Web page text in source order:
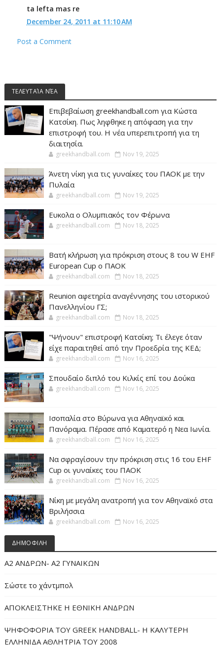
ta lefta mas re
December 24, 2011 at 11:10 AM
Post a Comment
ΤΕΛΕΥΤΑΊΑ ΝΈΑ
Επιβεβαίωση greekhandball.com για Κώστα
Κατσίκη. Πως ληφθηκε η απόφαση για την
επιστροφή του. Η νέα υπερεπιτροπή για τη
διαιτησία.
greekhandball.com Nov 19, 2025
Άνετη νίκη για τις γυναίκες του ΠΑΟΚ με την
Πυλαία
greekhandball.com Nov 19, 2025
Ευκολα ο Ολυμπιακός τον Φέρωνα
greekhandball.com Nov 18, 2025
Βατή κλήρωση για πρόκριση στους 8 του W EHF
European Cup ο ΠΑΟΚ
greekhandball.com Nov 18, 2025
Reunion αφετηρία αναγέννησης του ιστορικού
Πανελληνίου ΓΣ;
greekhandball.com Nov 18, 2025
"Ψήνουν" επιστροφή Κατσίκη; Τι έλεγε όταν
είχε παραιτηθεί από την Προεδρία της ΚΕΔ;
greekhandball.com Nov 16, 2025
Σπουδαίο διπλό του Κιλκίς επί του Δούκα
greekhandball.com Nov 16, 2025
Ισοπαλία στο Βύρωνα για Αθηναϊκό και
Πανόραμα. Πέρασε από Καματερό η Νεα Ιωνία.
greekhandball.com Nov 16, 2025
Να σφραγίσουν την πρόκριση στις 16 του EHF
Cup οι γυναίκες του ΠΑΟΚ
greekhandball.com Nov 16, 2025
Νίκη με μεγάλη ανατροπή για τον Αθηναϊκό στα
Βριλήσσια
greekhandball.com Nov 16, 2025
ΔΗΜΟΦΙΛΗ
Α2 ΑΝΔΡΩΝ- Α2 ΓΥΝΑΙΚΩΝ
Σώστε το χάντμπολ
ΑΠΟΚΛΕΙΣΤΗΚΕ Η ΕΘΝΙΚΗ ΑΝΔΡΩΝ
ΨΗΦΟΦΟΡΙΑ ΤΟΥ GREEK HANDBALL- H ΚΑΛΥΤΕΡΗ
ΕΛΛΗΝΙΔΑ ΑΘΛΗΤΡΙΑ ΤΟΥ 2008